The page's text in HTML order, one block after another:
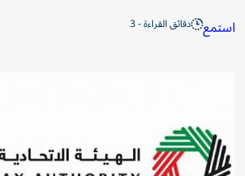
استمع دقائق القراءة - 3